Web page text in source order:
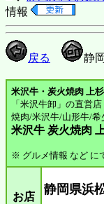
情報
戻る 静
米沢牛・炭火焼肉 上
「米沢牛卸」の直営
焼肉/米沢牛/山形牛/
米沢牛 炭火焼肉
※ グルメ情報 など に
お店
静岡県浜